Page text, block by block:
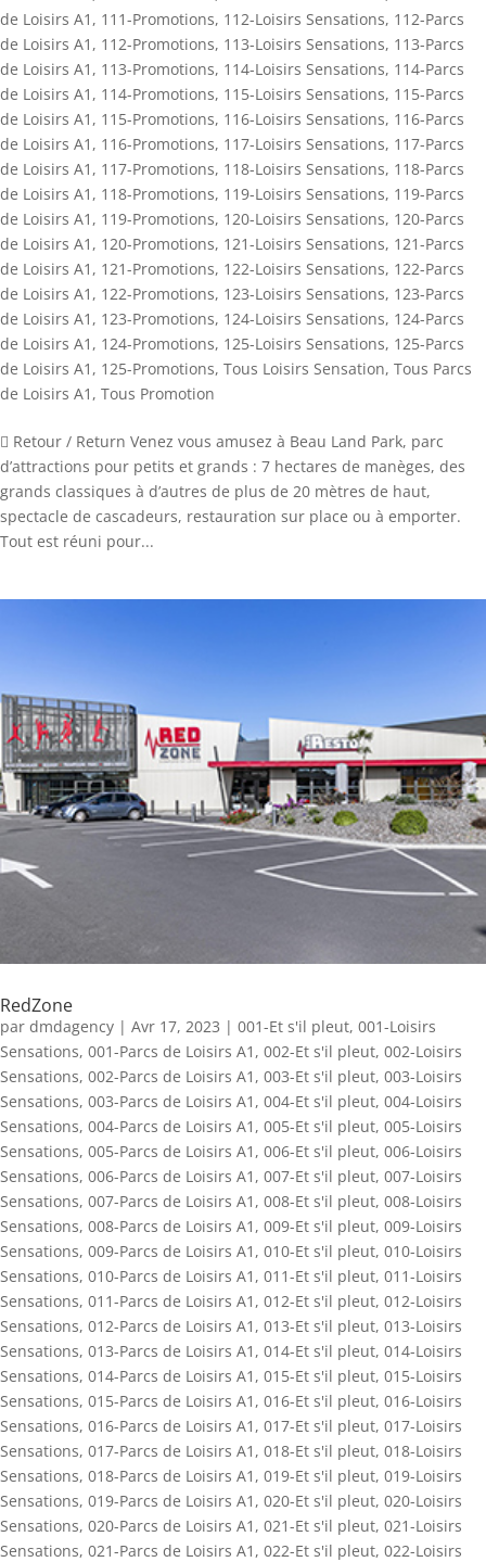
de Loisirs A1 , 111-Promotions, 112-Loisirs Sensations, 112-Parcs
de Loisirs A1 , 112-Promotions, 113-Loisirs Sensations, 113-Parcs
de Loisirs A1 , 113-Promotions, 114-Loisirs Sensations, 114-Parcs
de Loisirs A1 , 114-Promotions, 115-Loisirs Sensations, 115-Parcs
de Loisirs A1 , 115-Promotions, 116-Loisirs Sensations, 116-Parcs
de Loisirs A1 , 116-Promotions, 117-Loisirs Sensations, 117-Parcs
de Loisirs A1 , 117-Promotions, 118-Loisirs Sensations, 118-Parcs
de Loisirs A1 , 118-Promotions, 119-Loisirs Sensations, 119-Parcs
de Loisirs A1 , 119-Promotions, 120-Loisirs Sensations, 120-Parcs
de Loisirs A1 , 120-Promotions, 121-Loisirs Sensations, 121-Parcs
de Loisirs A1 , 121-Promotions, 122-Loisirs Sensations, 122-Parcs
de Loisirs A1 , 122-Promotions, 123-Loisirs Sensations, 123-Parcs
de Loisirs A1 , 123-Promotions, 124-Loisirs Sensations, 124-Parcs
de Loisirs A1 , 124-Promotions, 125-Loisirs Sensations, 125-Parcs
de Loisirs A1 , 125-Promotions, Tous Loisirs Sensation, Tous Parcs
de Loisirs A1 , Tous Promotion
 Retour / Return Venez vous amusez à Beau Land Park, parc
d’attractions pour petits et grands : 7 hectares de manèges, des
grands classiques à d’autres de plus de 20 mètres de haut,
spectacle de cascadeurs, restauration sur place ou à emporter.
Tout est réuni pour...
RedZone
par dmdagency | Avr 17, 2023 | 001-Et s'il pleut, 001-Loisirs
Sensations, 001-Parcs de Loisirs A1 , 002-Et s'il pleut, 002-Loisirs
Sensations, 002-Parcs de Loisirs A1 , 003-Et s'il pleut, 003-Loisirs
Sensations, 003-Parcs de Loisirs A1 , 004-Et s'il pleut, 004-Loisirs
Sensations, 004-Parcs de Loisirs A1 , 005-Et s'il pleut, 005-Loisirs
Sensations, 005-Parcs de Loisirs A1 , 006-Et s'il pleut, 006-Loisirs
Sensations, 006-Parcs de Loisirs A1 , 007-Et s'il pleut, 007-Loisirs
Sensations, 007-Parcs de Loisirs A1 , 008-Et s'il pleut, 008-Loisirs
Sensations, 008-Parcs de Loisirs A1 , 009-Et s'il pleut, 009-Loisirs
Sensations, 009-Parcs de Loisirs A1 , 010-Et s'il pleut, 010-Loisirs
Sensations, 010-Parcs de Loisirs A1 , 011-Et s'il pleut, 011-Loisirs
Sensations, 011-Parcs de Loisirs A1 , 012-Et s'il pleut, 012-Loisirs
Sensations, 012-Parcs de Loisirs A1 , 013-Et s'il pleut, 013-Loisirs
Sensations, 013-Parcs de Loisirs A1 , 014-Et s'il pleut, 014-Loisirs
Sensations, 014-Parcs de Loisirs A1 , 015-Et s'il pleut, 015-Loisirs
Sensations, 015-Parcs de Loisirs A1 , 016-Et s'il pleut, 016-Loisirs
Sensations, 016-Parcs de Loisirs A1 , 017-Et s'il pleut, 017-Loisirs
Sensations, 017-Parcs de Loisirs A1 , 018-Et s'il pleut, 018-Loisirs
Sensations, 018-Parcs de Loisirs A1 , 019-Et s'il pleut, 019-Loisirs
Sensations, 019-Parcs de Loisirs A1 , 020-Et s'il pleut, 020-Loisirs
Sensations, 020-Parcs de Loisirs A1 , 021-Et s'il pleut, 021-Loisirs
Sensations, 021-Parcs de Loisirs A1 , 022-Et s'il pleut, 022-Loisirs